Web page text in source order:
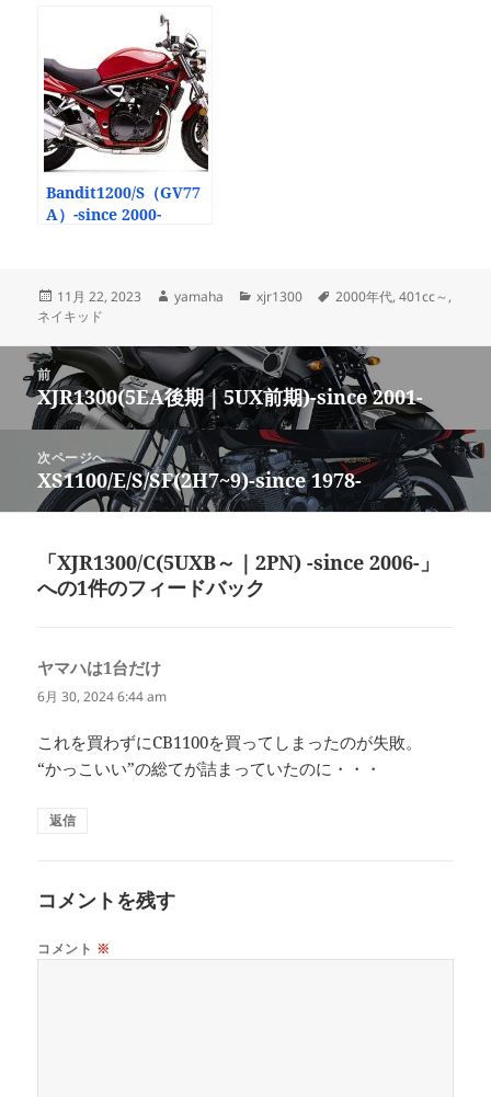
Bandit1200/S（GV77
A）-since 2000-
投
稿
11月 22, 2023
作
yamaha
カ
リ
ー
xjr1300
タ
2000年代,401cc～,
ネイキッド
シ
前
前
の
投
稿:
XJR1300(5EA後期｜5UX前期)-since 2001-
次ページへ
次
の
稿:
XS1100/E/S/SF(2H7~9)-since 1978-
「XJR1300/C(5UXB～｜2PN) -since 2006-」
への1件のフィードバック
ヤマハは1台だけ
り:
6月 30, 2024 6:44 am
これを買わずにCB1100を買ってしまったのが失敗。
“かっこいい”の総てが詰まっていたのに・・・
返信
コメントを残す
コメント ※